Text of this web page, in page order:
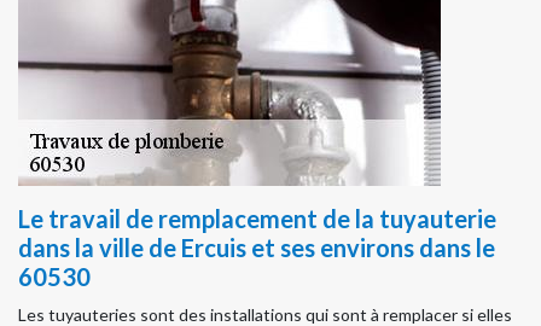
Le travail de remplacement de la tuyauterie
dans la ville de Ercuis et ses environs dans le
60530
Les tuyauteries sont des installations qui sont à remplacer si elles